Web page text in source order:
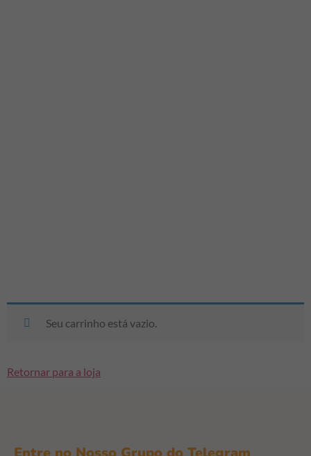
Seu carrinho está vazio.
Retornar para a loja